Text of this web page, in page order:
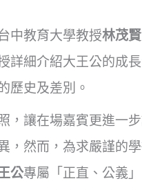
中教育大學教授林茂賢
詳細介紹大王公的成
歷史及差別。
，讓在場嘉賓更進一
，然而，為求嚴謹的
公專屬「正直、公義